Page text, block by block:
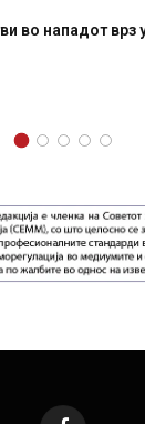
врз училиште во